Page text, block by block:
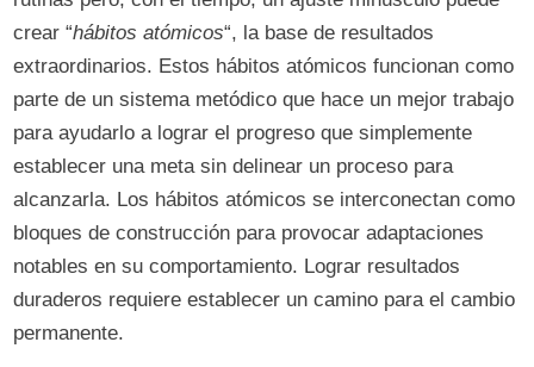
crear “hábitos atómicos“, la base de resultados
extraordinarios. Estos hábitos atómicos funcionan como
parte de un sistema metódico que hace un mejor trabajo
para ayudarlo a lograr el progreso que simplemente
establecer una meta sin delinear un proceso para
alcanzarla. Los hábitos atómicos se interconectan como
bloques de construcción para provocar adaptaciones
notables en su comportamiento. Lograr resultados
duraderos requiere establecer un camino para el cambio
permanente.